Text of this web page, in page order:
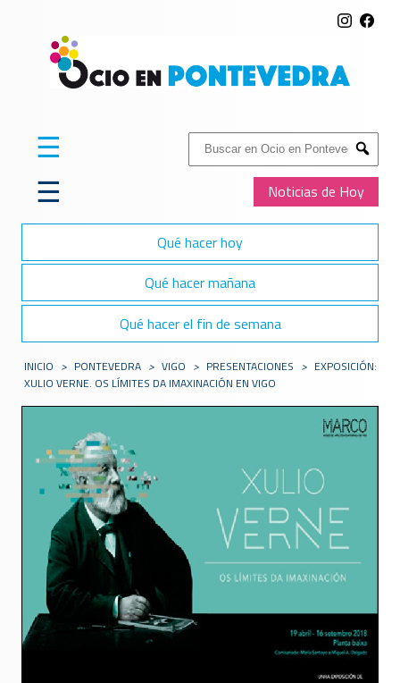
Buscar:
Submit
Noticias de Hoy
☰
☰
Qué hacer hoy
Qué hacer mañana
Qué hacer el fin de semana
INICIO > PONTEVEDRA > VIGO > PRESENTACIONES > EXPOSICIÓN:
XULIO VERNE. OS LÍMITES DA IMAXINACIÓN EN VIGO